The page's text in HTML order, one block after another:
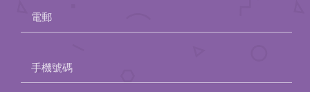
電郵
leave
手機號碼